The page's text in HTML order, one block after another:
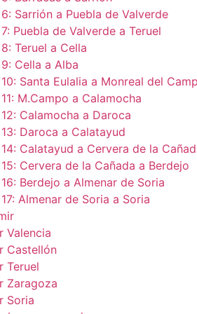
Sarrión a Puebla de Valverde
Puebla de Valverde a Teruel
Teruel a Cella
Cella a Alba
Santa Eulalia a Monreal del
M.Campo a Calamocha​
Calamocha a Daroca
Daroca a Calatayud
Calatayud a Cervera de la
Cervera de la Cañada a Berdejo
Berdejo a Almenar de Soria
Almenar de Soria a Soria
Valencia
Castellón
Teruel
Zaragoza
Soria